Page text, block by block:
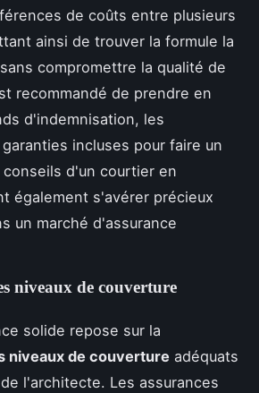
de coûts entre plusieurs
ainsi de trouver la formule la
compromettre la qualité de
recommandé de prendre en
d'indemnisation, les
incluses pour faire un
d'un courtier en
également s'avérer précieux
un marché d'assurance
niveaux de couverture
solide repose sur la
niveaux de couverture adéquats
l'architecte. Les assurances